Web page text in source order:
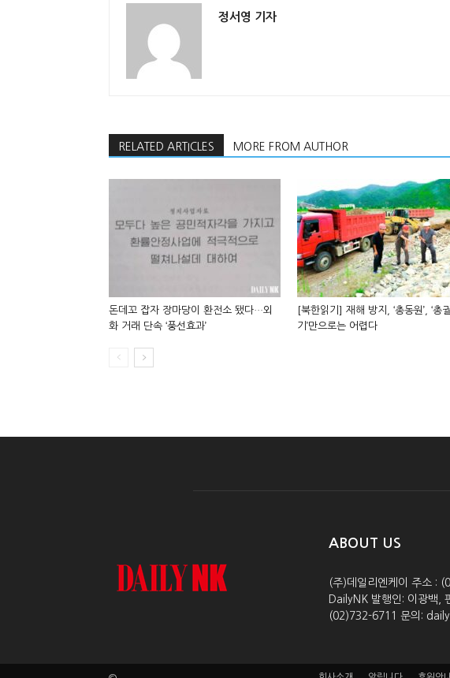
정서영 기자
RELATED ARTICLES MORE FROM AUTHOR
돈데꼬 잡자 장마당이 환전소 됐다…외
화 거래 단속 ‘풍선효과’
[북한읽기] 재해 방지, ‘총동원’, ‘총궐
기’만으로는 어렵다
ABOUT US
(주)데일리엔케이 주소 :
DailyNK 발행인: 이광백
(02)732-6711 문의: